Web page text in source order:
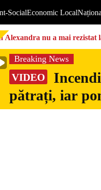
SocialEconomic Local
Alexandra nu a mai
Breaking News
VIDEO
pătrați, iar